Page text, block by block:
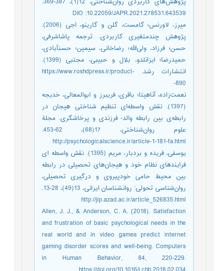
DIO :10.22059/JAPR.2021.278531.643539
میرز، لاورنس؛ گامست، گلن و گارینو، اجی (2006).
پژوهش چندمتغیری کاربردی. ترجمه پاشاشرفی،
حسن؛ فرزاد، ولی‌‌الله؛ رضاخانی، سیمین؛ حسن‎آبادی،
حمیدرضا؛ ایزانلدو، بلال و حبیبی، مجتبی (1399).
انتشارات رشد. https://www.roshdpress.ir/product-
890-
نعمت‌‌زاده، آناهیتا؛ باقری، فریبرز و ابوالمعالی، خدیجه
(1397). نقش واسطه‌‌ای تنظیم شناختی هیجان در
رابطه‌‌ی بین رابطه والد- فرزندی و پرخاشگری. مجلة
علوم روان‌شناختی، 17(68)، 62-453.
http://psychologicalscience.ir/article-1-181-fa.html
یوسفی، فریده و بردبار، مریم (1395). نقش واسطه ای
فرایندهای نظام خود و هیجان‌های تحصیلی در رابطه
بین محیط حامی خودپیروی و درگیری تحصیلی،
روان‌شناسی تحولی: روانشناسان ایرانی، 13(49)، 28-13.
http://jip.azad.ac.ir/article_526835.html
Allen, J. J., & Anderson, C. A. (2018). Satisfaction
and frustration of basic psychological needs in the
real world and in video games predict internet
gaming disorder scores and well-being. Computers
in Human Behavior, 84, 220-229.